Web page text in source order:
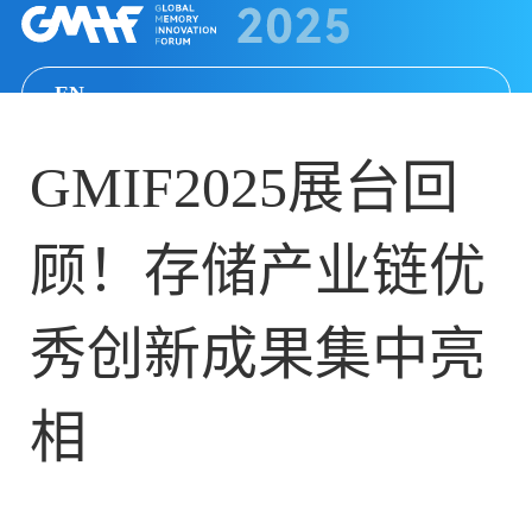
EN
GMIF2025展台回
顾！存储产业链优
秀创新成果集中亮
相